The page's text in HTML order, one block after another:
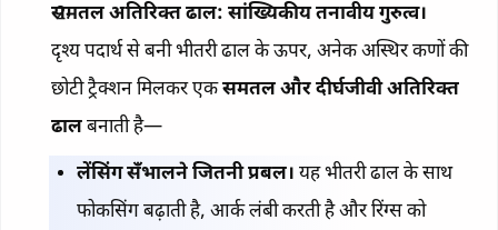
समतल अतिरिक्त ढाल: सांख्यिकीय तनावीय गुरुत्व।
दृश्य पदार्थ से बनी भीतरी ढाल के ऊपर, अनेक अस्थिर कणों की
छोटी ट्रैक्शन मिलकर एकसमतल और दीर्घजीवी अतिरिक्त
ढालबनाती है—
लेंसिंग सँभालने जितनी प्रबल। यह भीतरी ढाल के साथ
फोकसिंग बढ़ाती है, आर्क लंबी करती है और रिंग्स को